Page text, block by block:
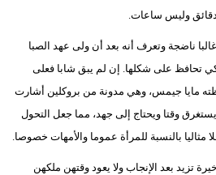
وليس ساعات.
ناضجة وتعرف أنه بعد أن ولى عهد الصبا
تحافظ على شكلها. إن لم يبق شابا فعلى
مايا جيمس، وهي مدونة من بروكلين أشارت
وقتا ويحتاج إلى جهد، مما جعل التحول
مثاليا بالنسبة للمرأة عموما والأمهات خصوصا.
تزيد بعد الإنجاب ولا يعود وقتهن ملكهن